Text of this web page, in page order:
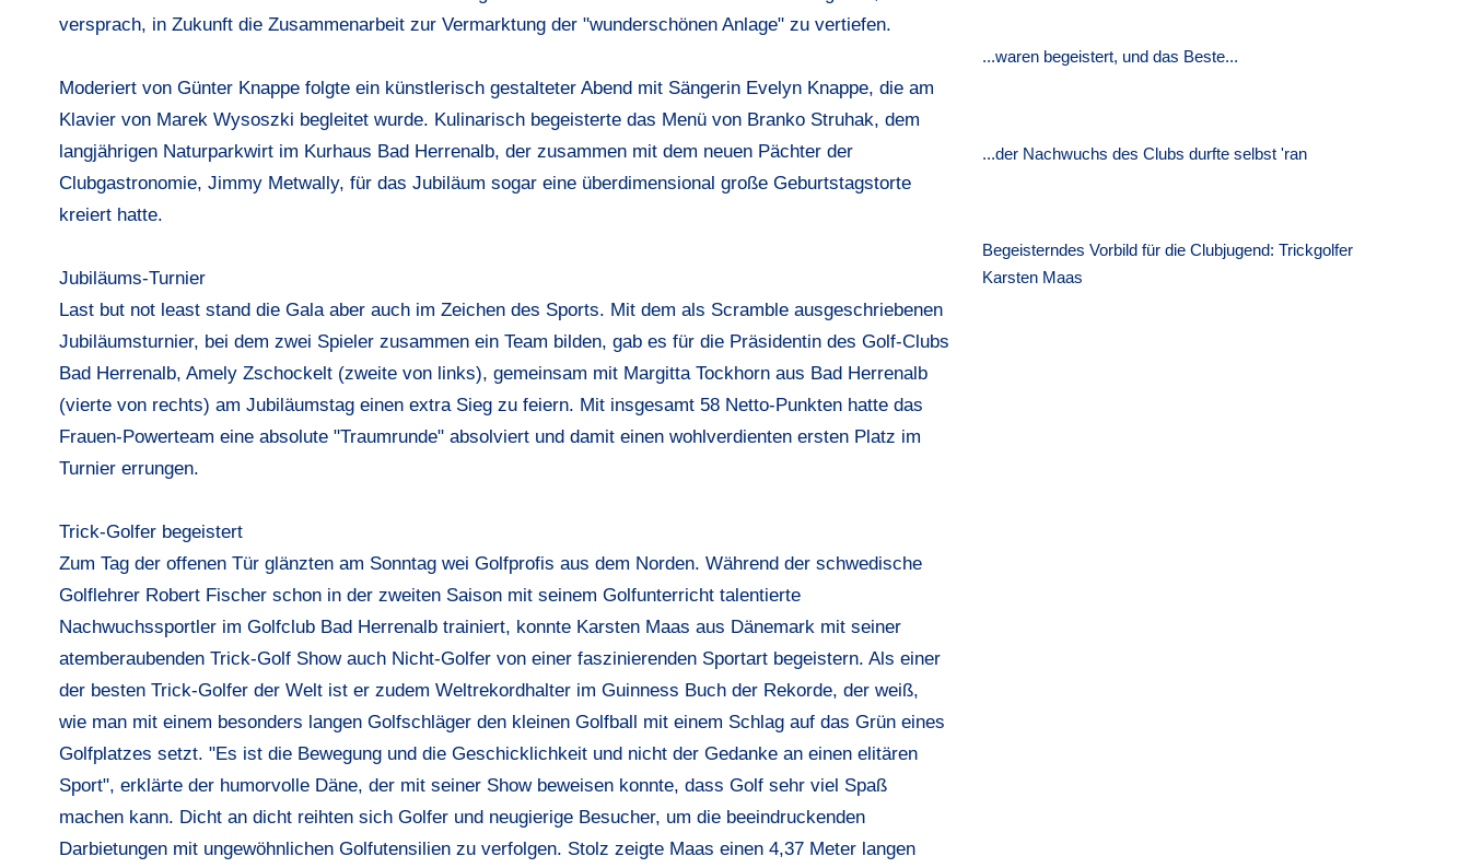
versprach, in Zukunft die Zusammenarbeit zur Vermarktung der "wunderschönen Anlage" zu vertiefen.
Moderiert von Günter Knappe folgte ein künstlerisch gestalteter Abend mit Sängerin Evelyn Knappe, die am
Klavier von Marek Wysoszki begleitet wurde. Kulinarisch begeisterte das Menü von Branko Struhak, dem
langjährigen Naturparkwirt im Kurhaus Bad Herrenalb, der zusammen mit dem neuen Pächter der
Clubgastronomie, Jimmy Metwally, für das Jubiläum sogar eine überdimensional große Geburtstagstorte
kreiert hatte.
Jubiläums-Turnier
Last but not least stand die Gala aber auch im Zeichen des Sports. Mit dem als Scramble ausgeschriebenen
Jubiläumsturnier, bei dem zwei Spieler zusammen ein Team bilden, gab es für die Präsidentin des Golf-Clubs
Bad Herrenalb, Amely Zschockelt (zweite von links), gemeinsam mit Margitta Tockhorn aus Bad Herrenalb
(vierte von rechts) am Jubiläumstag einen extra Sieg zu feiern. Mit insgesamt 58 Netto-Punkten hatte das
Frauen-Powerteam eine absolute "Traumrunde" absolviert und damit einen wohlverdienten ersten Platz im
Turnier errungen.
Trick-Golfer begeistert
Zum Tag der offenen Tür glänzten am Sonntag wei Golfprofis aus dem Norden. Während der schwedische
Golflehrer Robert Fischer schon in der zweiten Saison mit seinem Golfunterricht talentierte
Nachwuchssportler im Golfclub Bad Herrenalb trainiert, konnte Karsten Maas aus Dänemark mit seiner
atemberaubenden Trick-Golf Show auch Nicht-Golfer von einer faszinierenden Sportart begeistern. Als einer
der besten Trick-Golfer der Welt ist er zudem Weltrekordhalter im Guinness Buch der Rekorde, der weiß,
wie man mit einem besonders langen Golfschläger den kleinen Golfball mit einem Schlag auf das Grün eines
Golfplatzes setzt. "Es ist die Bewegung und die Geschicklichkeit und nicht der Gedanke an einen elitären
Sport", erklärte der humorvolle Däne, der mit seiner Show beweisen konnte, dass Golf sehr viel Spaß
machen kann. Dicht an dicht reihten sich Golfer und neugierige Besucher, um die beeindruckenden
Darbietungen mit ungewöhnlichen Golfutensilien zu verfolgen. Stolz zeigte Maas einen 4,37 Meter langen
...waren begeistert, und das Beste...
...der Nachwuchs des Clubs durfte selbst 'ran
Begeisterndes Vorbild für die Clubjugend: Trickgolfer
Karsten Maas